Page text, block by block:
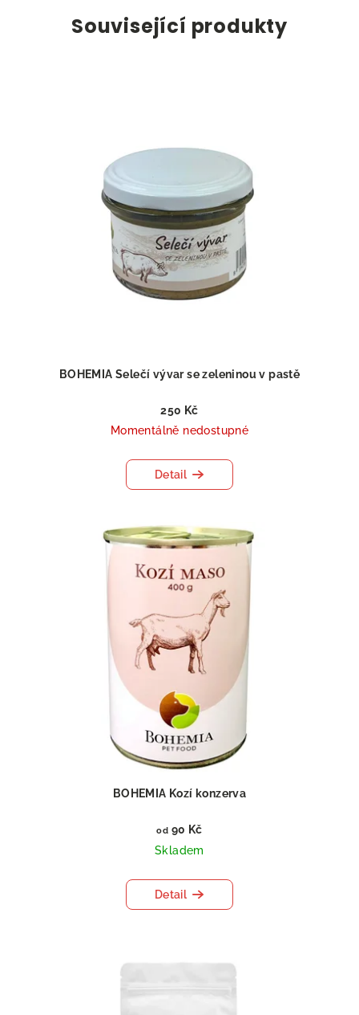
Související produkty
BOHEMIA Selečí vývar se zeleninou v pastě
250 Kč
Momentálně nedostupné
Detail
BOHEMIA Kozí konzerva
od 90 Kč
Skladem
Detail